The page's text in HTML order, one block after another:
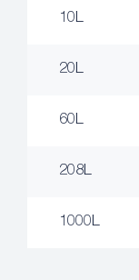
10L
20L
60L
208L
1000L